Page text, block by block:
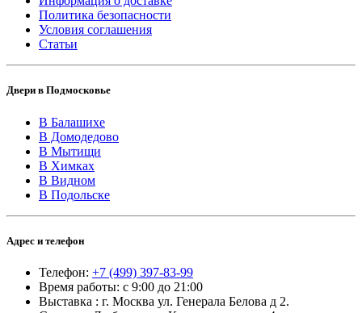
Политика безопасности
Условия соглашения
Статьи
Двери в Подмосковье
В Балашихе
В Домодедово
В Мытищи
В Химках
В Видном
В Подольске
Адрес и телефон
Телефон: +7 (499) 397-83-99
Время работы: с 9:00 до 21:00
Выставка : г. Москва ул. Генерала Белова д 2.